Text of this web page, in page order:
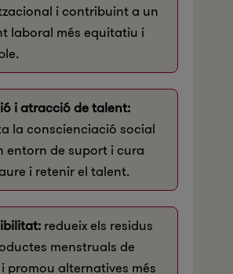
i contribuint a un
laboral més equitatiu i
i atracció de talent:
la conscienciació social
entorn de suport i cura
i retenir el talent.
redueix els residus
menstruals de
promou alternatives més